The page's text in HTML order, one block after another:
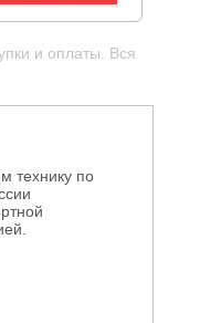
и оплаты. Вся
технику по